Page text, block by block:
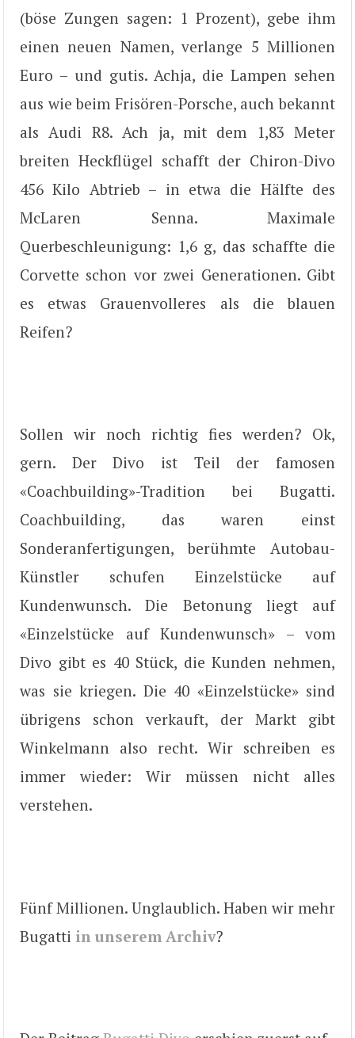
(böse Zungen sagen: 1 Prozent), gebe ihm
einen neuen Namen, verlange 5 Millionen
Euro – und gutis. Achja, die Lampen sehen
aus wie beim Frisören-Porsche, auch bekannt
als Audi R8. Ach ja, mit dem 1,83 Meter
breiten Heckflügel schafft der Chiron-Divo
456 Kilo Abtrieb – in etwa die Hälfte des
McLaren Senna. Maximale
Querbeschleunigung: 1,6 g, das schaffte die
Corvette schon vor zwei Generationen. Gibt
es etwas Grauenvolleres als die blauen
Reifen?
Sollen wir noch richtig fies werden? Ok,
gern. Der Divo ist Teil der famosen
«Coachbuilding»-Tradition bei Bugatti.
Coachbuilding, das waren einst
Sonderanfertigungen, berühmte Autobau-
Künstler schufen Einzelstücke auf
Kundenwunsch. Die Betonung liegt auf
«Einzelstücke auf Kundenwunsch» – vom
Divo gibt es 40 Stück, die Kunden nehmen,
was sie kriegen. Die 40 «Einzelstücke» sind
übrigens schon verkauft, der Markt gibt
Winkelmann also recht. Wir schreiben es
immer wieder: Wir müssen nicht alles
verstehen.
Fünf Millionen. Unglaublich. Haben wir mehr
Bugatti in unserem Archiv?